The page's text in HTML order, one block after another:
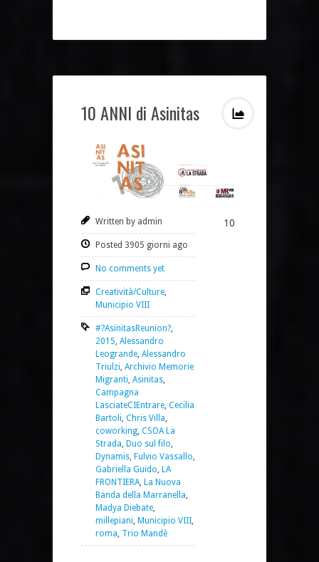
10 ANNI di Asinitas
Written by admin
Posted 3905 giorni ago
No comments yet
Creatività/Culture
Municipio VIII
#?AsinitasReunion?
2015 Alessandro
Leogrande Alessandro
Triulzi Archivio Memorie
Migranti Asinitas
Campagna
LasciateCIEntrare Cecilia
Bartoli Chris Villa
coworking CSOA La
Strada Duo sul filo
Dynamis Fulvio Vassallo
Gabriella Guido LA
FRONTIERA La Nuova
Banda della Marranella
Madya Diebate
millepiani Municipio VIII
roma Trio Mandè
10